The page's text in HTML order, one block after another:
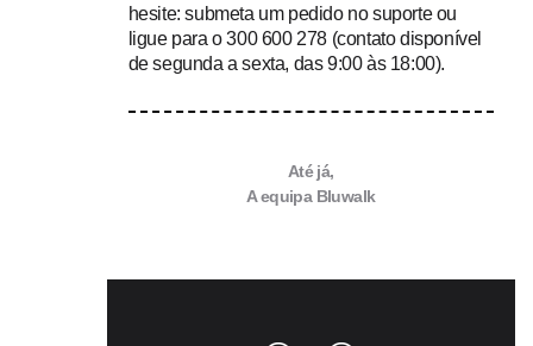
hesite: submeta um pedido no suporte ou
ligue para o 300 600 278 (contato disponível
de segunda a sexta, das 9:00 às 18:00).
Até já,
A equipa Bluwalk